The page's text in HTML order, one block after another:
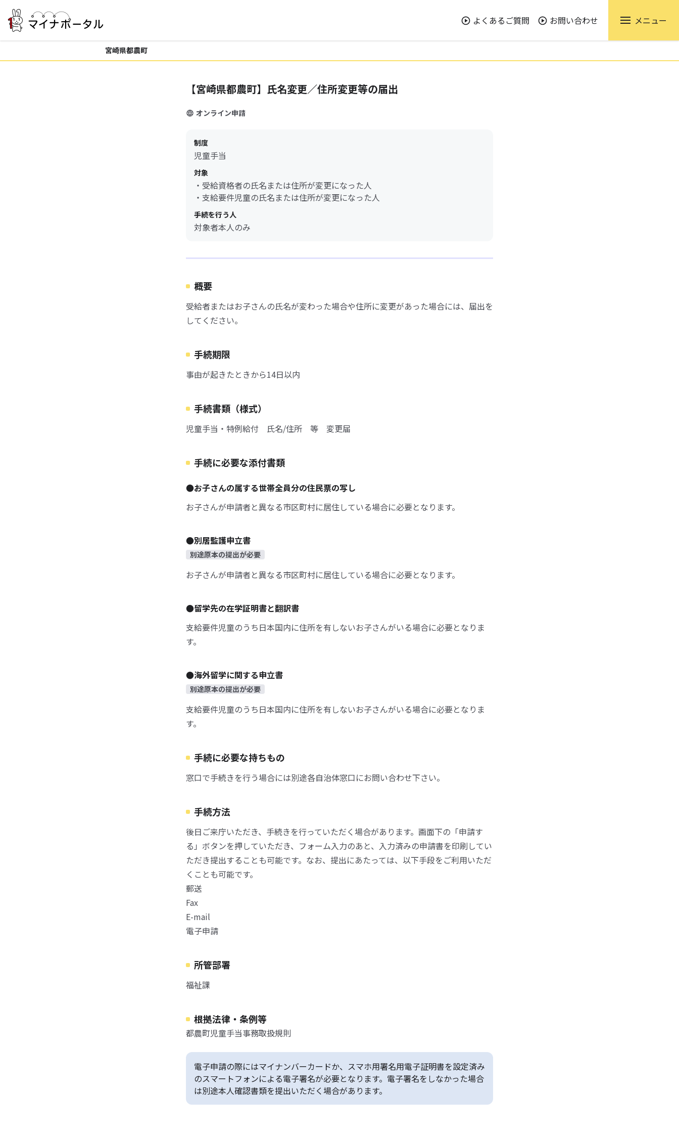
よくあるご質問 お問い合わせ メニュー
宮崎県都農町
【宮崎県都農町】氏名変更／住所変更等の届出
オンライン申請
制度
児童手当
対象
・受給資格者の氏名または住所が変更になった人
・支給要件児童の氏名または住所が変更になった人
手続を行う人
対象者本人のみ
概要
受給者またはお子さんの氏名が変わった場合や住所に変更があった場合には、届出を
してください。
手続期限
事由が起きたときから14日以内
手続書類（様式）
児童手当・特例給付 氏名/住所 等 変更届
手続に必要な添付書類
●お子さんの属する世帯全員分の住民票の写し
お子さんが申請者と異なる市区町村に居住している場合に必要となります。
●別居監護申立書
別途原本の提出が必要
お子さんが申請者と異なる市区町村に居住している場合に必要となります。
●留学先の在学証明書と翻訳書
支給要件児童のうち日本国内に住所を有しないお子さんがいる場合に必要となりま
す。
●海外留学に関する申立書
別途原本の提出が必要
支給要件児童のうち日本国内に住所を有しないお子さんがいる場合に必要となりま
す。
手続に必要な持ちもの
窓口で手続きを行う場合には別途各自治体窓口にお問い合わせ下さい。
手続方法
後日ご来庁いただき、手続きを行っていただく場合があります。画面下の「申請す
る」ボタンを押していただき、フォーム入力のあと、入力済みの申請書を印刷してい
ただき提出することも可能です。なお、提出にあたっては、以下手段をご利用いただ
くことも可能です。
郵送
Fax
E-mail
電子申請
所管部署
福祉課
根拠法律・条例等
都農町児童手当事務取扱規則
電子申請の際にはマイナンバーカードか、スマホ用署名用電子証明書を設定済み
のスマートフォンによる電子署名が必要となります。電子署名をしなかった場合
は別途本人確認書類を提出いただく場合があります。